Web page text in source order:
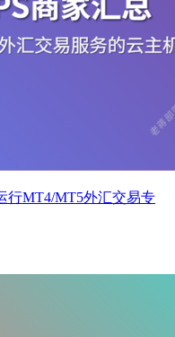
行MT4/MT5外汇交易专